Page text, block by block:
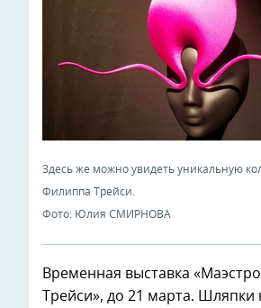
Здесь же можно увидеть уникальную
Филиппа Трейси.
Фото: Юлия СМИРНОВА
Временная выставка
Трейси», до 21 марта. Шляпки